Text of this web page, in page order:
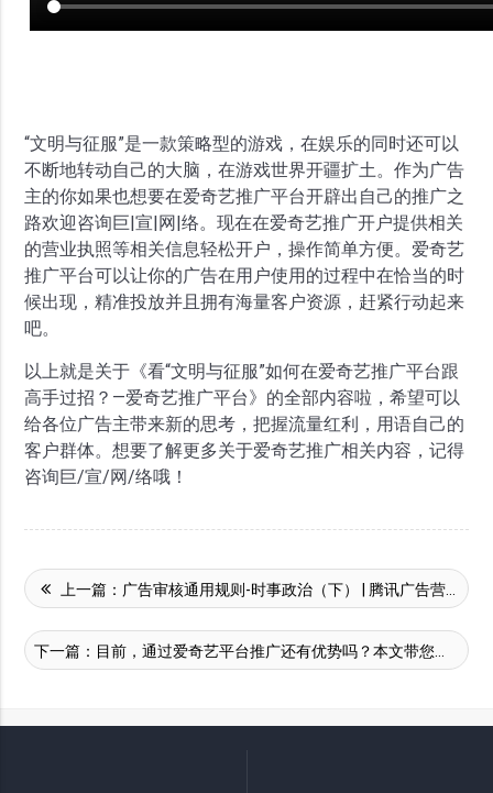
“文明与征服”是一款策略型的游戏，在娱乐的同时还可以
不断地转动自己的大脑，在游戏世界开疆扩土。作为广告
主的你如果也想要在爱奇艺推广平台开辟出自己的推广之
路欢迎咨询巨|宣|网|络。现在在爱奇艺推广开户提供相关
的营业执照等相关信息轻松开户，操作简单方便。爱奇艺
推广平台可以让你的广告在用户使用的过程中在恰当的时
候出现，精准投放并且拥有海量客户资源，赶紧行动起来
吧。
以上就是关于《看“文明与征服”如何在爱奇艺推广平台跟
高手过招？—爱奇艺推广平台》的全部内容啦，希望可以
给各位广告主带来新的思考，把握流量红利，用语自己的
客户群体。想要了解更多关于爱奇艺推广相关内容，记得
咨询巨/宣/网/络哦！
上一篇： 广告审核通用规则-时事政治（下） | 腾讯广告营销
下一篇： 目前，通过爱奇艺平台推广还有优势吗？本文带您了解！